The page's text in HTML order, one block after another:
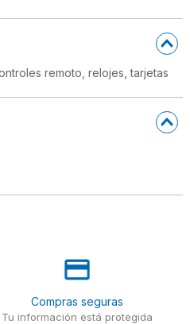
remoto, relojes, tarjetas
Compras seguras
Tu información está protegida